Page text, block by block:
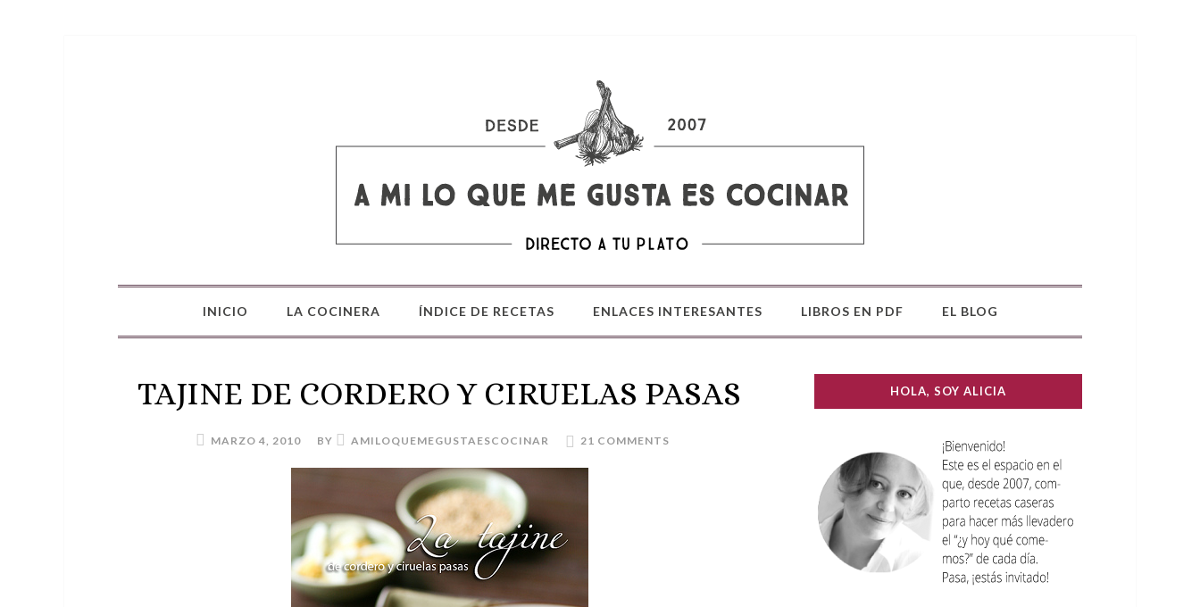
INICIO LA COCINERA ÍNDICE DE RECETAS ENLACES INTERESANTES LIBROS EN PDF EL BLOG
TAJINE DE CORDERO Y CIRUELAS PASAS
MARZO 4, 2010 BY AMILOQUEMEGUSTAESCOCINAR 21 COMMENTS
HOLA, SOY ALICIA